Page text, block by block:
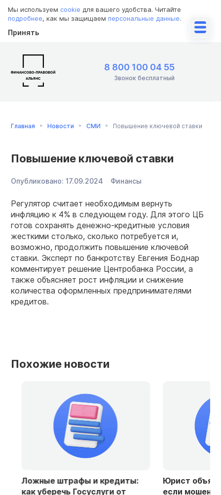
Мы используем cookie для вашего удобства. Читайте
подробнее, как мы защищаем персональные данные.
Принять
8 800 100 04 55
Звонок бесплатный
Главная Новости СМИ Повышение ключевой ставки
Повышение ключевой ставки
Опубликовано: 17.09.2024 Финансы
Регулятор считает необходимым вернуть
инфляцию к 4% в следующем году. Для этого ЦБ
готов сохранять денежно-кредитные условия
жесткими столько, сколько потребуется и,
возможно, продолжить повышение ключевой
ставки. Эксперт по банкротству Евгения Боднар
комментирует решение Центробанка России, а
также объясняет рост инфляции и снижение
количества оформленных предпринимателями
кредитов.
Похожие новости
Ложные штрафы и кредиты:
как уберечь Госуслуги от
Юрист
если